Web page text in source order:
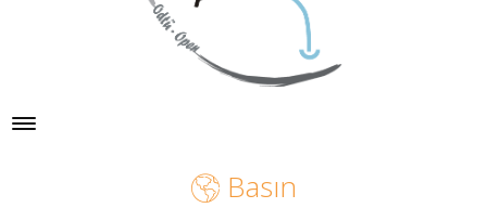
Toggle navigation
Basın